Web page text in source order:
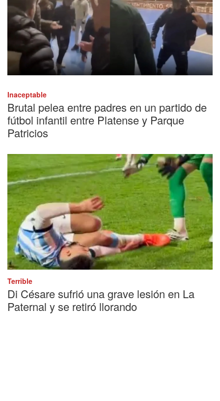
Inaceptable
Brutal pelea entre padres en un partido de
fútbol infantil entre Platense y Parque
Patricios
Terrible
Di Césare sufrió una grave lesión en La
Paternal y se retiró llorando